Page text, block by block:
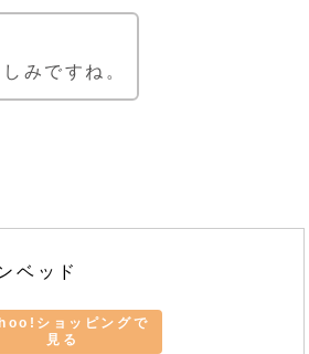
みですね。
ベッド
ショッピングで
見る